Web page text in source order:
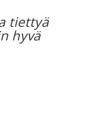
tiettyä
hyvä